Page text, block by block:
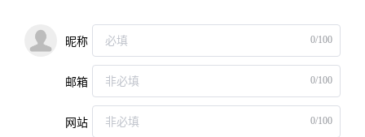
昵称 0/100
邮箱 0/100
网站 0/100